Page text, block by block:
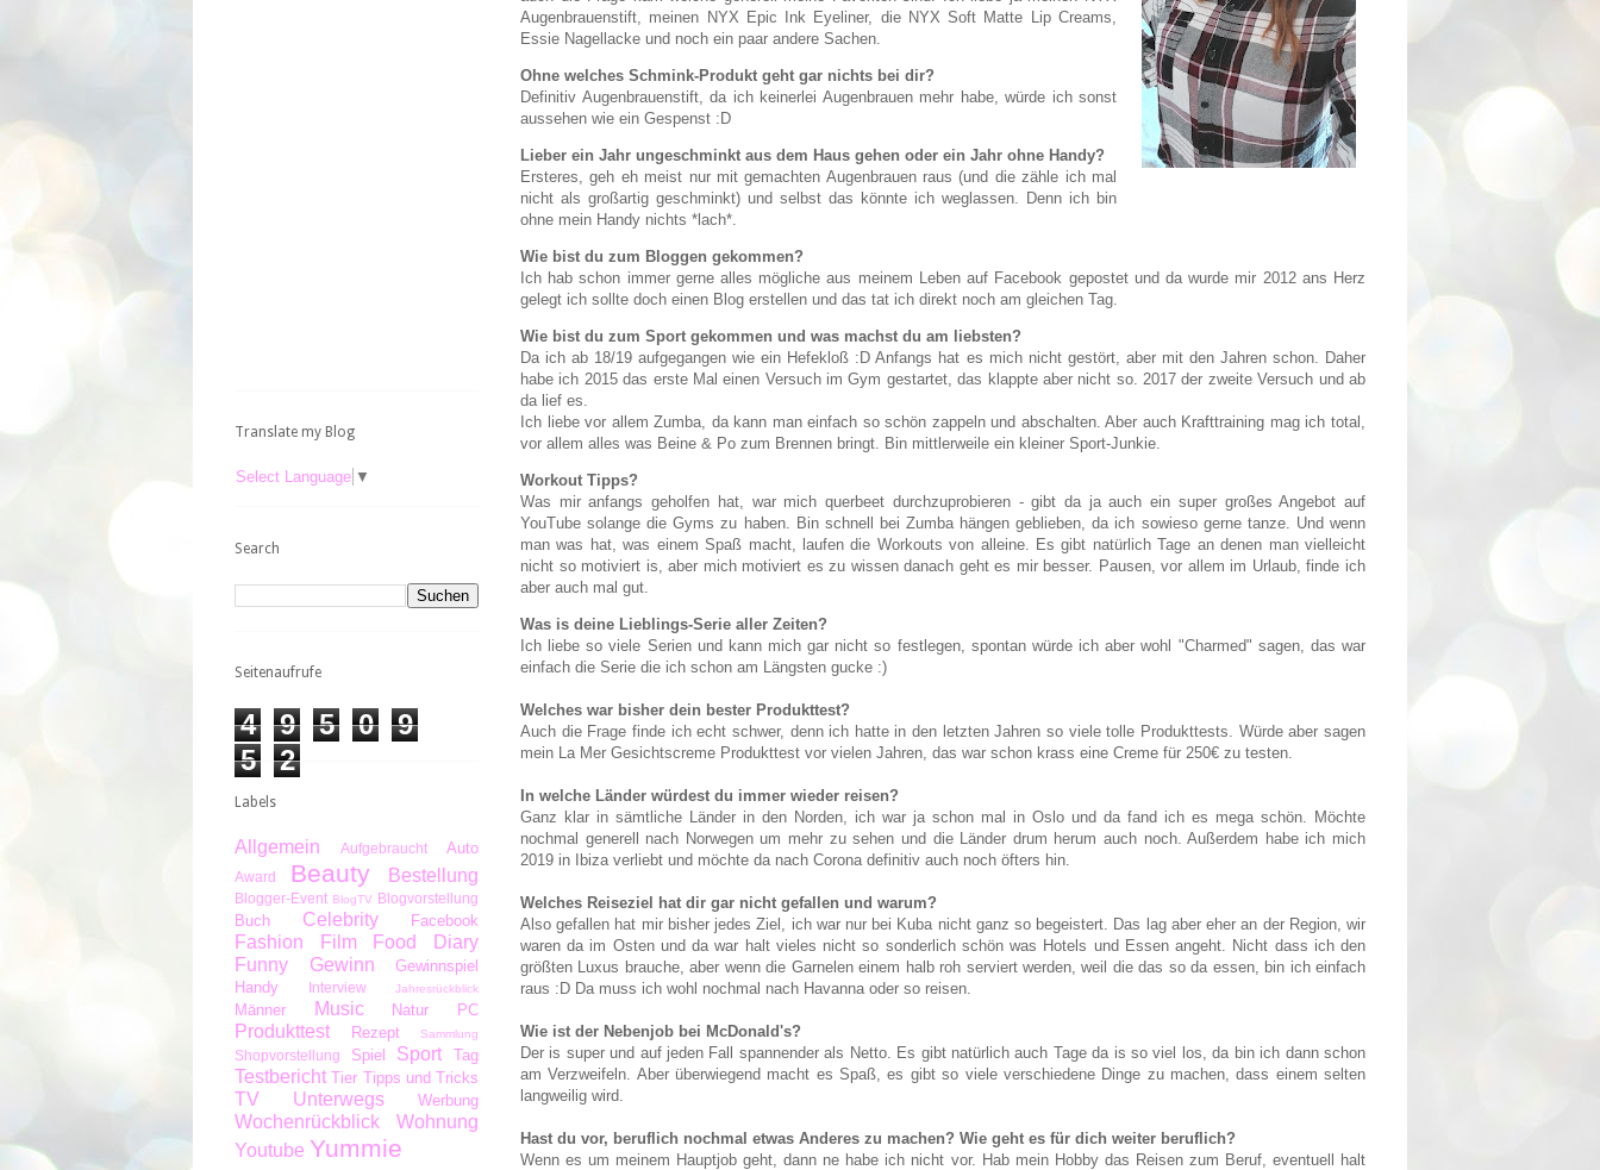
Augenbrauenstift, meinen NYX Epic Ink Eyeliner, die NYX Soft Matte Lip Creams,
Essie Nagellacke und noch ein paar andere Sachen.
Ohne welches Schmink-Produkt geht gar nichts bei dir?
Definitiv Augenbrauenstift, da ich keinerlei Augenbrauen mehr habe, würde ich sonst
aussehen wie ein Gespenst :D
Lieber ein Jahr ungeschminkt aus dem Haus gehen oder ein Jahr ohne Handy?
Ersteres, geh eh meist nur mit gemachten Augenbrauen raus (und die zähle ich mal
nicht als großartig geschminkt) und selbst das könnte ich weglassen. Denn ich bin
ohne mein Handy nichts *lach*.
Wie bist du zum Bloggen gekommen?
Ich hab schon immer gerne alles mögliche aus meinem Leben auf Facebook gepostet und da wurde mir 2012 ans Herz
gelegt ich sollte doch einen Blog erstellen und das tat ich direkt noch am gleichen Tag.
Wie bist du zum Sport gekommen und was machst du am liebsten?
Da ich ab 18/19 aufgegangen wie ein Hefekloß :D Anfangs hat es mich nicht gestört, aber mit den Jahren schon. Daher
habe ich 2015 das erste Mal einen Versuch im Gym gestartet, das klappte aber nicht so. 2017 der zweite Versuch und ab
da lief es.
Ich liebe vor allem Zumba, da kann man einfach so schön zappeln und abschalten. Aber auch Krafttraining mag ich total,
vor allem alles was Beine & Po zum Brennen bringt. Bin mittlerweile ein kleiner Sport-Junkie.
Workout Tipps?
Was mir anfangs geholfen hat, war mich querbeet durchzuprobieren - gibt da ja auch ein super großes Angebot auf
YouTube solange die Gyms zu haben. Bin schnell bei Zumba hängen geblieben, da ich sowieso gerne tanze. Und wenn
man was hat, was einem Spaß macht, laufen die Workouts von alleine. Es gibt natürlich Tage an denen man vielleicht
nicht so motiviert is, aber mich motiviert es zu wissen danach geht es mir besser. Pausen, vor allem im Urlaub, finde ich
aber auch mal gut.
Was is deine Lieblings-Serie aller Zeiten?
Ich liebe so viele Serien und kann mich gar nicht so festlegen, spontan würde ich aber wohl "Charmed" sagen, das war
einfach die Serie die ich schon am Längsten gucke :)
Welches war bisher dein bester Produkttest?
Auch die Frage finde ich echt schwer, denn ich hatte in den letzten Jahren so viele tolle Produkttests. Würde aber sagen
mein La Mer Gesichtscreme Produkttest vor vielen Jahren, das war schon krass eine Creme für 250€ zu testen.
In welche Länder würdest du immer wieder reisen?
Ganz klar in sämtliche Länder in den Norden, ich war ja schon mal in Oslo und da fand ich es mega schön. Möchte
nochmal generell nach Norwegen um mehr zu sehen und die Länder drum herum auch noch. Außerdem habe ich mich
2019 in Ibiza verliebt und möchte da nach Corona definitiv auch noch öfters hin.
Welches Reiseziel hat dir gar nicht gefallen und warum?
Also gefallen hat mir bisher jedes Ziel, ich war nur bei Kuba nicht ganz so begeistert. Das lag aber eher an der Region, wir
waren da im Osten und da war halt vieles nicht so sonderlich schön was Hotels und Essen angeht. Nicht dass ich den
größten Luxus brauche, aber wenn die Garnelen einem halb roh serviert werden, weil die das so da essen, bin ich einfach
raus :D Da muss ich wohl nochmal nach Havanna oder so reisen.
Wie ist der Nebenjob bei McDonald's?
Der is super und auf jeden Fall spannender als Netto. Es gibt natürlich auch Tage da is so viel los, da bin ich dann schon
am Verzweifeln. Aber überwiegend macht es Spaß, es gibt so viele verschiedene Dinge zu machen, dass einem selten
langweilig wird.
Hast du vor, beruflich nochmal etwas Anderes zu machen? Wie geht es für dich weiter beruflich?
Wenn es um meinem Hauptjob geht, dann ne habe ich nicht vor. Hab mein Hobby das Reisen zum Beruf, eventuell halt
Translate my Blog
Select Language ▼
Search
Seitenaufrufe
4 9 5 0
9
5
2
Labels
Allgemein Aufgebraucht Auto
Award Beauty Bestellung
Blogger-Event BlogTV Blogvorstellung
Buch Celebrity Facebook
Fashion Film
Food Diary
Funny
Gewinn
Gewinnspiel
Handy
Interview Jahresrückblick
Männer Music Natur PC
Produkttest Rezept Sammlung
Shopvorstellung Spiel Sport Tag
Testbericht Tier Tipps und Tricks
TV Unterwegs Werbung
Wochenrückblick
Wohnung
Youtube Yummie